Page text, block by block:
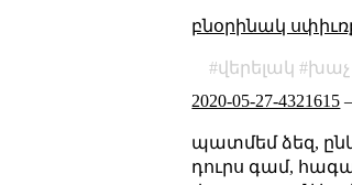
բնօրինակ
վերելակ խաչ
2020-05-27-4321615 –
պատմեմ ձեզ,
դուրս գամ,